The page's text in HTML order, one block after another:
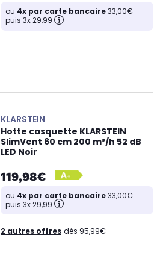
ou 4x par carte bancaire33,00€
puis 3x 29,99
KLARSTEIN
Hotte casquette KLARSTEIN
SlimVent 60 cm 200 m³/h 52 dB
LED Noir
119,98€
ou 4x par carte bancaire33,00€
puis 3x 29,99
2 autres offres dès 95,99€